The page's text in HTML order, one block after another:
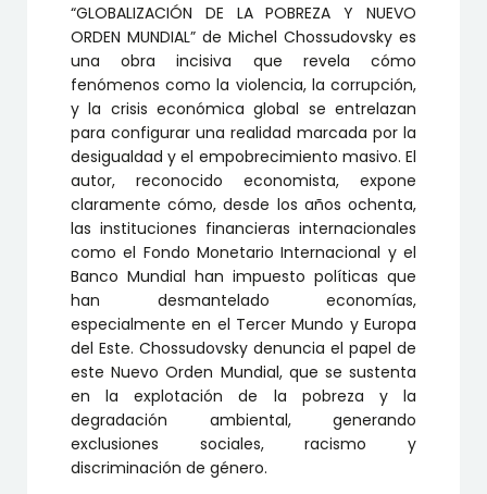
“GLOBALIZACIÓN DE LA POBREZA Y NUEVO
ORDEN MUNDIAL” de Michel Chossudovsky es
una obra incisiva que revela cómo
fenómenos como la violencia, la corrupción,
y la crisis económica global se entrelazan
para configurar una realidad marcada por la
desigualdad y el empobrecimiento masivo. El
autor, reconocido economista, expone
claramente cómo, desde los años ochenta,
las instituciones financieras internacionales
como el Fondo Monetario Internacional y el
Banco Mundial han impuesto políticas que
han desmantelado economías,
especialmente en el Tercer Mundo y Europa
del Este. Chossudovsky denuncia el papel de
este Nuevo Orden Mundial, que se sustenta
en la explotación de la pobreza y la
degradación ambiental, generando
exclusiones sociales, racismo y
discriminación de género.